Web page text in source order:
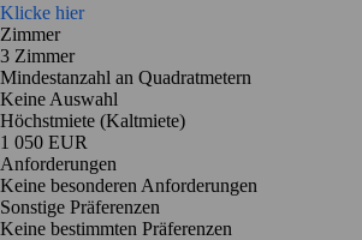
Klicke hier
Zimmer
3 Zimmer
Mindestanzahl an Quadratmetern
Keine Auswahl
Höchstmiete (Kaltmiete)
1 050 EUR
Anforderungen
Keine besonderen Anforderungen
Sonstige Präferenzen
Keine bestimmten Präferenzen